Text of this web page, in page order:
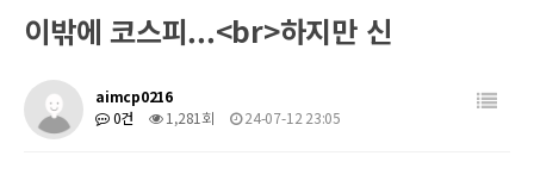
이밖에 코스피...<br>하지만 신
aimcp0216
0건
1,281회 24-07-12 23:05